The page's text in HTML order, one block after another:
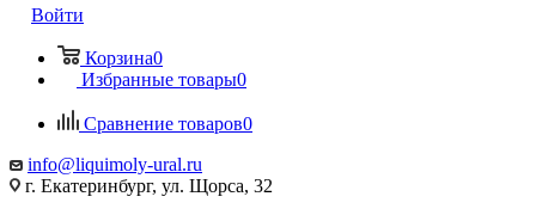
Войти
Корзина0
Избранные товары0
Сравнение товаров0
info@liquimoly-ural.ru
г. Екатеринбург, ул. Щорса, 32